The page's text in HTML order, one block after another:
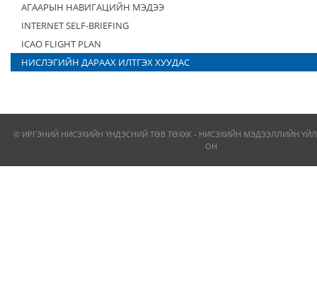
АГААРЫН НАВИГАЦИЙН МЭДЭЭ
INTERNET SELF-BRIEFING
ICAO FLIGHT PLAN
НИСЛЭГИЙН ДАРААХ ИЛТГЭХ ХУУДАС
© ИРГЭНИЙ НИСЭХИЙН ҮНДЭСНИЙ ТӨВ ТӨХХК - НИСЭХИЙН МЭДЭЭЛЛИЙН
ОН